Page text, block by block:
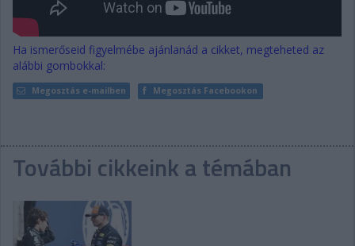
Ha ismerőseid figyelmébe ajánlanád a cikket, megteheted az
alábbi gombokkal:
Megosztás e-mailben Megosztás Facebookon
További cikkeink a témában